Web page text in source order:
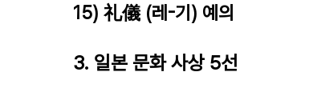
15) 礼儀 (레-기) 예의
3. 일본 문화 사상 5선